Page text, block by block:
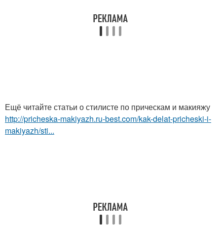
Ещё читайте статьи о стилисте по прическам и макияжу
http://pricheska-makiyazh.ru-best.com/kak-delat-pricheski-i-
makiyazh/sti...